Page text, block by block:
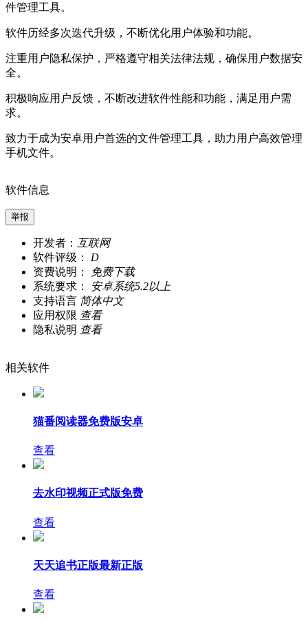
件管理工具。
软件历经多次迭代升级，不断优化用户体验和功能。
注重用户隐私保护，严格遵守相关法律法规，确保用户数据安
全。
积极响应用户反馈，不断改进软件性能和功能，满足用户需
求。
致力于成为安卓用户首选的文件管理工具，助力用户高效管理
手机文件。
软件信息
举报
开发者： 互联网
软件评级：
D
资费说明：
免费下载
系统要求：
安卓系统5.2以上
支持语言 简体中文
应用权限 查看
隐私说明 查看
相关软件
猫番阅读器免费版安卓
查看
去水印视频正式版免费
查看
天天追书正版最新正版
查看